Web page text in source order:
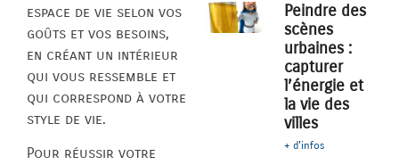
espace de vie selon vos
goûts et vos besoins,
en créant un intérieur
qui vous ressemble et
qui correspond à votre
style de vie.
Pour réussir votre
Peindre des
scènes
urbaines :
capturer
l’énergie et
la vie des
villes
+ d'infos